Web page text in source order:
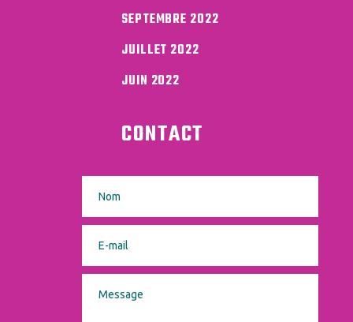
SEPTEMBRE 2022
JUILLET 2022
JUIN 2022
CONTACT